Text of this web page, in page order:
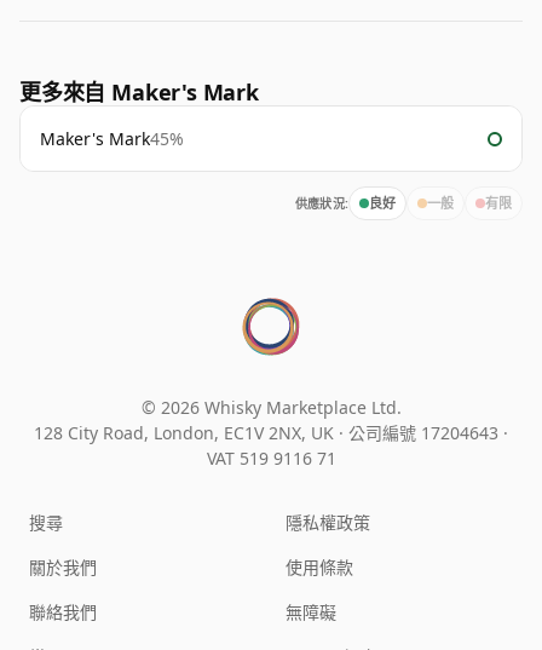
更多來自 Maker's Mark
Maker's Mark45%
供應狀況: 良好 一般 有限
© 2026 Whisky Marketplace Ltd.
128 City Road, London, EC1V 2NX, UK · 公司編號 17204643 ·
VAT 519 9116 71
搜尋
關於我們
聯絡我們
隱私權政策
使用條款
無障礙